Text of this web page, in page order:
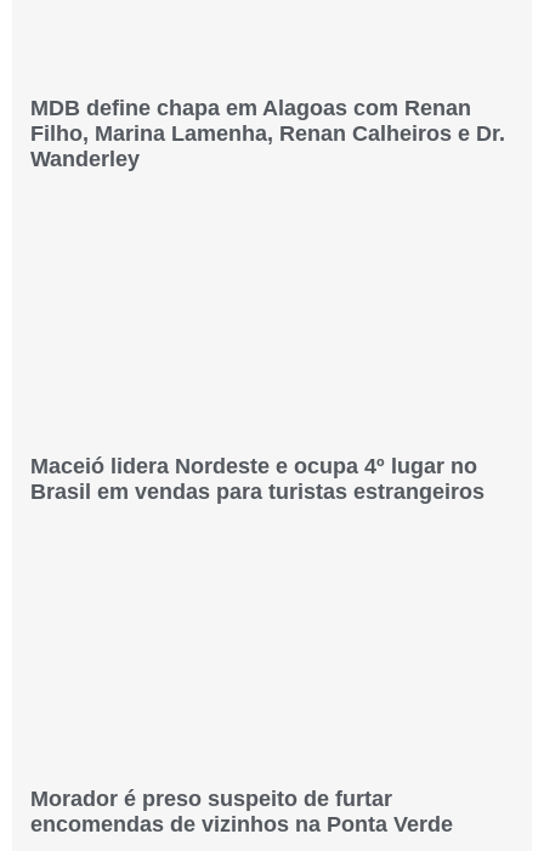
MDB define chapa em Alagoas com Renan
Filho, Marina Lamenha, Renan Calheiros e Dr.
Wanderley
Maceió lidera Nordeste e ocupa 4º lugar no
Brasil em vendas para turistas estrangeiros
Morador é preso suspeito de furtar
encomendas de vizinhos na Ponta Verde